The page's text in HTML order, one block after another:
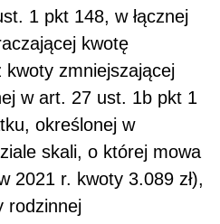
1 pkt 148, w łącznej
kwotę
kwoty zmniejszającej
w art. 27 ust. 1b pkt 1
określonej w
skali, o której mowa
2021 r. kwoty 3.089 zł),
rodzinnej